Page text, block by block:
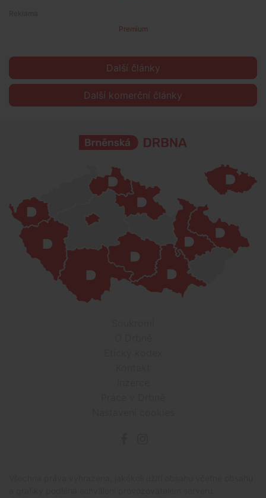
Premium
Další články
Další komerční články